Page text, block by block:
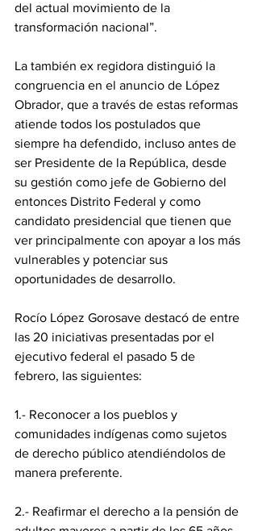
del actual movimiento de la
transformación nacional”.
La también ex regidora distinguió la
congruencia en el anuncio de López
Obrador, que a través de estas reformas
atiende todos los postulados que
siempre ha defendido, incluso antes de
ser Presidente de la República, desde
su gestión como jefe de Gobierno del
entonces Distrito Federal y como
candidato presidencial que tienen que
ver principalmente con apoyar a los más
vulnerables y potenciar sus
oportunidades de desarrollo.
Rocío López Gorosave destacó de entre
las 20 iniciativas presentadas por el
ejecutivo federal el pasado 5 de
febrero, las siguientes:
1.- Reconocer a los pueblos y
comunidades indígenas como sujetos
de derecho público atendiéndolos de
manera preferente.
2.- Reafirmar el derecho a la pensión de